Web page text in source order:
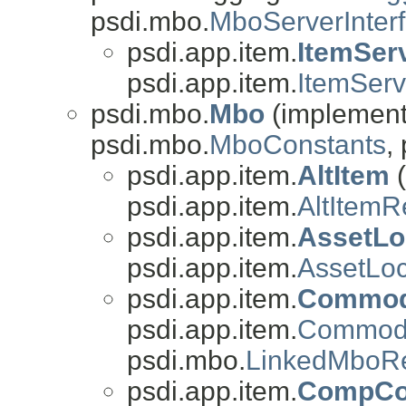
psdi.mbo.
psdi.app.item.
psdi.app.item.
psdi.mbo.Mbo
psdi.mbo.MboConstants,
psdi.app.item.AltItem
psdi.app.item.
psdi.app.item.
psdi.app.item.
psdi.app.item.
psdi.app.item.
psdi.mbo.
psdi.app.item.